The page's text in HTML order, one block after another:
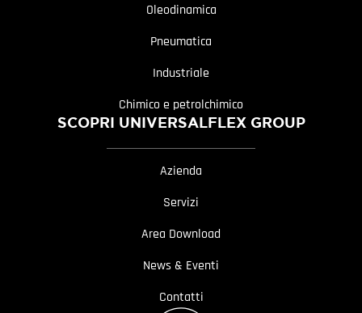
Oleodinamica
Pneumatica
Industriale
Chimico e petrolchimico
SCOPRI UNIVERSALFLEX GROUP
Azienda
Servizi
Area Download
News & Eventi
Contatti